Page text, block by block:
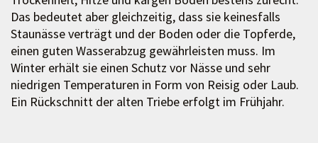
Das bedeutet aber gleichzeitig, dass sie keinesfalls
Staunässe verträgt und der Boden oder die Topferde,
einen guten Wasserabzug gewährleisten muss. Im
Winter erhält sie einen Schutz vor Nässe und sehr
niedrigen Temperaturen in Form von Reisig oder Laub.
Ein Rückschnitt der alten Triebe erfolgt im Frühjahr.